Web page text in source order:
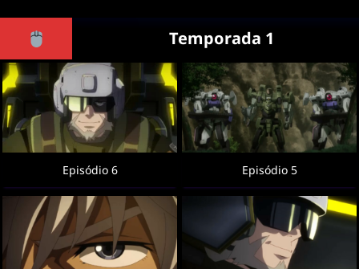
Temporada 1
Episódio 6 Episódio 5